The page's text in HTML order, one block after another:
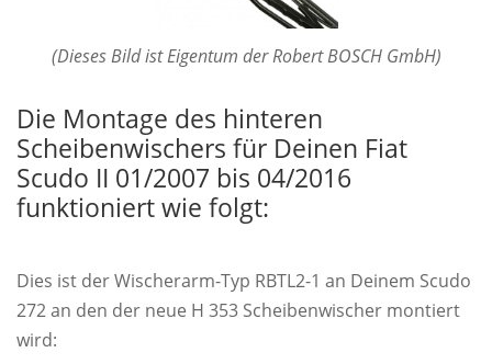
(Dieses Bild ist Eigentum der Robert BOSCH GmbH)
Die Montage des hinteren
Scheibenwischers für Deinen Fiat
Scudo II 01/2007 bis 04/2016
funktioniert wie folgt:
Dies ist der Wischerarm-Typ RBTL2-1 an Deinem Scudo
272 an den der neue H 353 Scheibenwischer montiert
wird: